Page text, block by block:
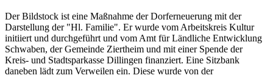
Der Bildstock ist eine Maßnahme der Dorferneuerung mit der
Darstellung der "Hl. Familie". Er wurde vom Arbeitskreis Kultur
initiiert und durchgeführt und vom Amt für Ländliche Entwicklung
Schwaben, der Gemeinde Ziertheim und mit einer Spende der
Kreis- und Stadtsparkasse Dillingen finanziert. Eine Sitzbank
daneben lädt zum Verweilen ein. Diese wurde von der